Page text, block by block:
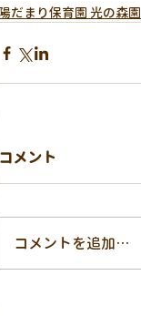
陽だまり保育園 光の森園
コメント
コメントを追加…